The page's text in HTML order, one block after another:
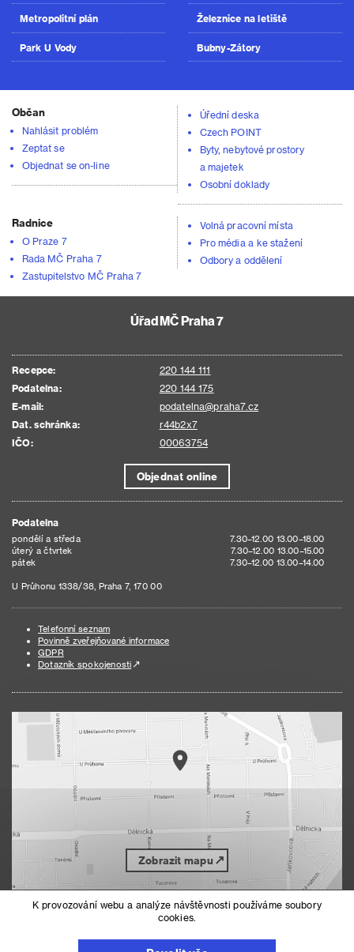
Metropolitní plán
Park U Vody
Železnice na letiště
Bubny-Zátory
Občan
Nahlásit problém
Zeptat se
Objednat se on-line
Úřední deska
Czech POINT
Byty, nebytové prostory
a majetek
Osobní doklady
Radnice
O Praze 7
Rada MČ Praha 7
Zastupitelstvo MČ Praha 7
Volná pracovní místa
Pro média a ke stažení
Odbory a oddělení
Úřad MČ Praha 7
Recepce:
220 144 111
Podatelna:
220 144 175
E-mail:
podatelna@praha7.cz
Dat. schránka:
r44b2x7
IČO:
00063754
Objednat online
Podatelna
pondělí a středa
7.30–12.00 13.00–18.00
úterý a čtvrtek
7.30–12.00 13.00–15.00
pátek
7.30–12.00 13.00–14.00
U Průhonu 1338/38, Praha 7, 170 00
Telefonní seznam
Povinně zveřejňované informace
GDPR
Dotazník spokojenosti
Zobrazit mapu
K provozování webu a analýze návštěvnosti používáme soubory
cookies.